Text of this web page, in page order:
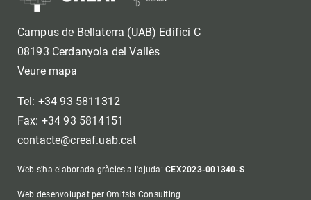
Campus de Bellaterra (UAB) Edifici C
08193 Cerdanyola del Vallès
Veure mapa
Tel: +34 93 5811312
Fax: +34 93 5814151
contacte@creaf.uab.cat
Web s'ha elaborada gràcies a l'ajuda:CEX2023-001340-S
Web desenvolupat per Omitsis Consulting